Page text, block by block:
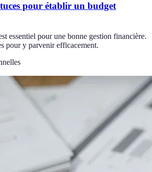
pour établir un budget
essentiel pour une bonne gestion financière.
pour y parvenir efficacement.